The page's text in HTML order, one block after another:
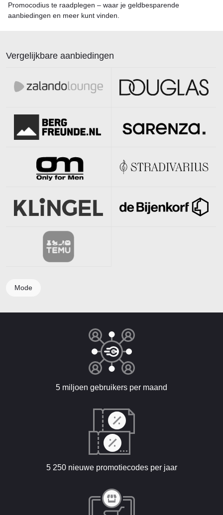
Promocodius te raadplegen – waar je geldbesparende
aanbiedingen en meer kunt vinden.
Vergelijkbare aanbiedingen
Mode
5 miljoen gebruikers per maand
5 250 nieuwe promotiecodes per jaar